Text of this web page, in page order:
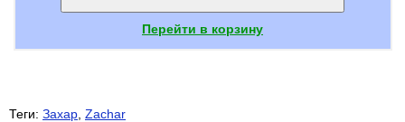
Перейти в корзину
Теги: Захар Zachar